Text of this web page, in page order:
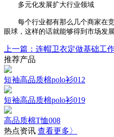
多元化发展扩大行业领域
每个行业都有那么几个商家在竞
眼球，这样的话就能够得到市场发
上一篇：连帽卫衣定做基础工
推荐产品
短袖高品质棉polo衫012
短袖高品质棉polo衫019
高品质棉T恤008
热点资讯 查看更多〉